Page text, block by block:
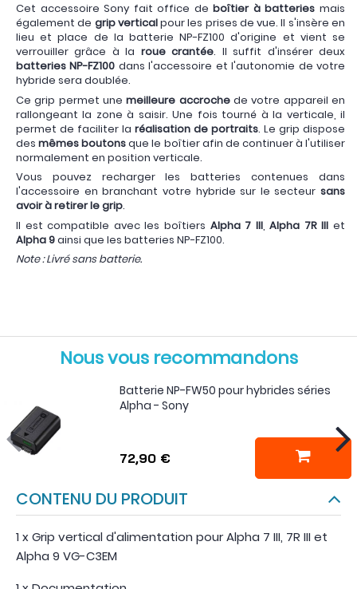
Cet accessoire Sony fait office deboîtier à batteries mais
également de grip verticalpour les prises de vue. Il s'insère en
lieu et place de la batterie NP-FZ100 d'origine et vient se
verrouiller grâce à la roue crantée. Il suffit d'insérer deux
batteries NP-FZ100 dans l'accessoire et l'autonomie de votre
hybride sera doublée.
Ce grip permet unemeilleure accrochede votre appareil en
rallongeant la zone à saisir. Une fois tourné à la verticale, il
permet de faciliter la réalisation de portraits. Le grip dispose
desmêmes boutonsque le boîtier afin de continuer à l'utiliser
normalement en position verticale.
Vous pouvez recharger les batteries contenues dans
l'accessoire en branchant votre hybride sur le secteur sans
avoir à retirer le grip.
Il est compatible avec les boîtiers Alpha 7 III,Alpha 7R III et
Alpha 9ainsi que les batteries NP-FZ100.
Note : Livré sans batterie.
Nous vous recommandons
Batterie NP-FW50 pour hybrides séries
Alpha - Sony
72,90 €
CONTENU DU PRODUIT
1 x Grip vertical d'alimentation pour Alpha 7 III, 7R III et
Alpha 9 VG-C3EM